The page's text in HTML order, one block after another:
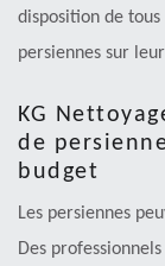
disposition de
persiennes sur
KG
de
budget
Les persiennes
Des